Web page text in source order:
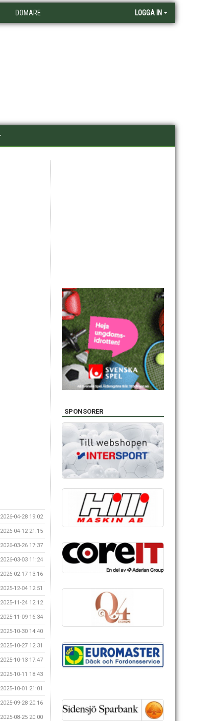
DOMARE LOGGA IN
2026-04-28 19:02
2026-04-12 21:15
2026-03-26 17:37
2026-03-03 11:24
2026-02-17 13:16
2025-12-04 12:51
2025-11-24 12:12
2025-11-09 16:34
2025-10-30 14:40
2025-10-27 12:31
2025-10-13 17:47
2025-10-11 18:43
2025-10-01 21:01
2025-09-28 20:16
2025-08-25 20:00
SPONSORER